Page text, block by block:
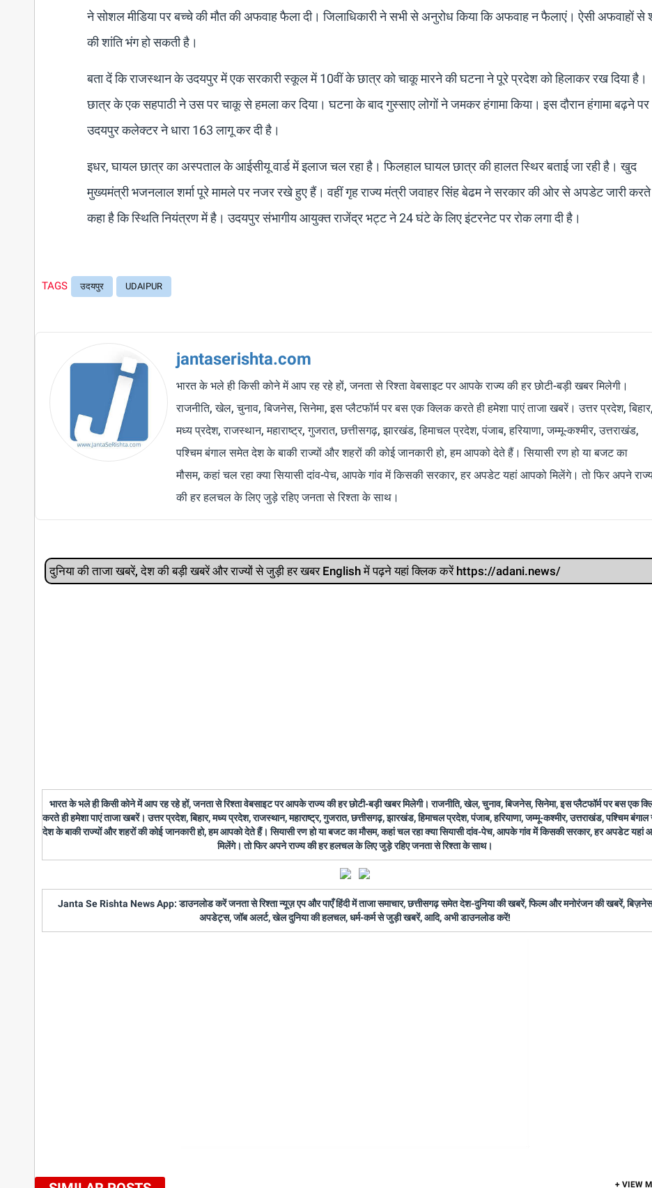
ने सोशल मीडिया पर बच्चे की मौत की अफवाह फैला दी। जिलाधिकारी ने सभी से अनुरोध किया कि अफवाह न फैलाएं। ऐसी अफवाहों से
की शांति भंग हो सकती है।
बता दें कि राजस्थान के उदयपुर में एक सरकारी स्कूल में 10वीं के छात्र को चाकू मारने की घटना ने पूरे प्रदेश को हिलाकर रख दिया है।
छात्र के एक सहपाठी ने उस पर चाकू से हमला कर दिया। घटना के बाद गुस्साए लोगों ने जमकर हंगामा किया। इस दौरान हंगामा बढ़ने पर
उदयपुर कलेक्टर ने धारा 163 लागू कर दी है।
इधर, घायल छात्र का अस्पताल के आईसीयू वार्ड में इलाज चल रहा है। फिलहाल घायल छात्र की हालत स्थिर बताई जा रही है। खुद
मुख्यमंत्री भजनलाल शर्मा पूरे मामले पर नजर रखे हुए हैं। वहीं गृह राज्य मंत्री जवाहर सिंह बेढम ने सरकार की ओर से अपडेट जारी
कहा है कि स्थिति नियंत्रण में है। उदयपुर संभागीय आयुक्त राजेंद्र भट्ट ने 24 घंटे के लिए इंटरनेट पर रोक लगा दी है।
TAGS उदयपुर UDAIPUR
jantaserishta.com
भारत के भले ही किसी कोने में आप रह रहे हों, जनता से रिश्ता वेबसाइट पर आपके राज्य की हर छोटी-बड़ी खबर मिलेगी।
राजनीति, खेल, चुनाव, बिजनेस, सिनेमा, इस प्लैटफॉर्म पर बस एक क्लिक करते ही हमेशा पाएं ताजा खबरें। उत्तर प्रदेश, बिहार,
मध्य प्रदेश, राजस्थान, महाराष्ट्र, गुजरात, छत्तीसगढ़, झारखंड, हिमाचल प्रदेश, पंजाब, हरियाणा, जम्मू-कश्मीर, उत्तराखंड,
पश्चिम बंगाल समेत देश के बाकी राज्यों और शहरों की कोई जानकारी हो, हम आपको देते हैं। सियासी रण हो या बजट का
मौसम, कहां चल रहा क्या सियासी दांव-पेच, आपके गांव में किसकी सरकार, हर अपडेट यहां आपको मिलेंगे। तो फिर अपने
की हर हलचल के लिए जुड़े रहिए जनता से रिश्ता के साथ।
दुनिया की ताजा खबरें, देश की बड़ी खबरें और राज्‍यों से जुड़ी हर खबर English में पढ़ने यहां क्लिक करें https://adani.news/
भारत के भले ही किसी कोने में आप रह रहे हों, जनता से रिश्ता वेबसाइट पर आपके राज्य की हर छोटी-बड़ी खबर मिलेगी। राजनीति, खेल, चुनाव, बिजनेस, सिनेमा, इस प्लैटफॉर्म पर बस एक
करते ही हमेशा पाएं ताजा खबरें। उत्तर प्रदेश, बिहार, मध्य प्रदेश, राजस्थान, महाराष्ट्र, गुजरात, छत्तीसगढ़, झारखंड, हिमाचल प्रदेश, पंजाब, हरियाणा, जम्मू-कश्मीर, उत्तराखंड, पश्चिम
देश के बाकी राज्यों और शहरों की कोई जानकारी हो, हम आपको देते हैं। सियासी रण हो या बजट का मौसम, कहां चल रहा क्या सियासी दांव-पेच, आपके गांव में किसकी सरकार, हर अपडेट यहां
मिलेंगे। तो फिर अपने राज्य की हर हलचल के लिए जुड़े रहिए जनता से रिश्ता के साथ।
Janta Se Rishta News App: डाउनलोड करें जनता से रिश्ता न्यूज़ एप और पाएँ हिंदी में ताजा समाचार, छत्तीसगढ़ समेत देश-दुनिया की खबरें, फिल्म और मनोरंजन की खबरें, बिज़नेस
अपडेट्स, जॉब अलर्ट, खेल दुनिया की हलचल, धर्म-कर्म से जुड़ी खबरें, आदि, अभी डाउनलोड करें!
+ VIEW